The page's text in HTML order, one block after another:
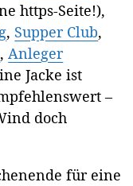
https-Seite!),
, Supper Club,
,Anleger
Jacke ist
–
doch
für eine